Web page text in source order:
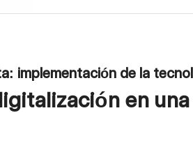
implementación de la
en una